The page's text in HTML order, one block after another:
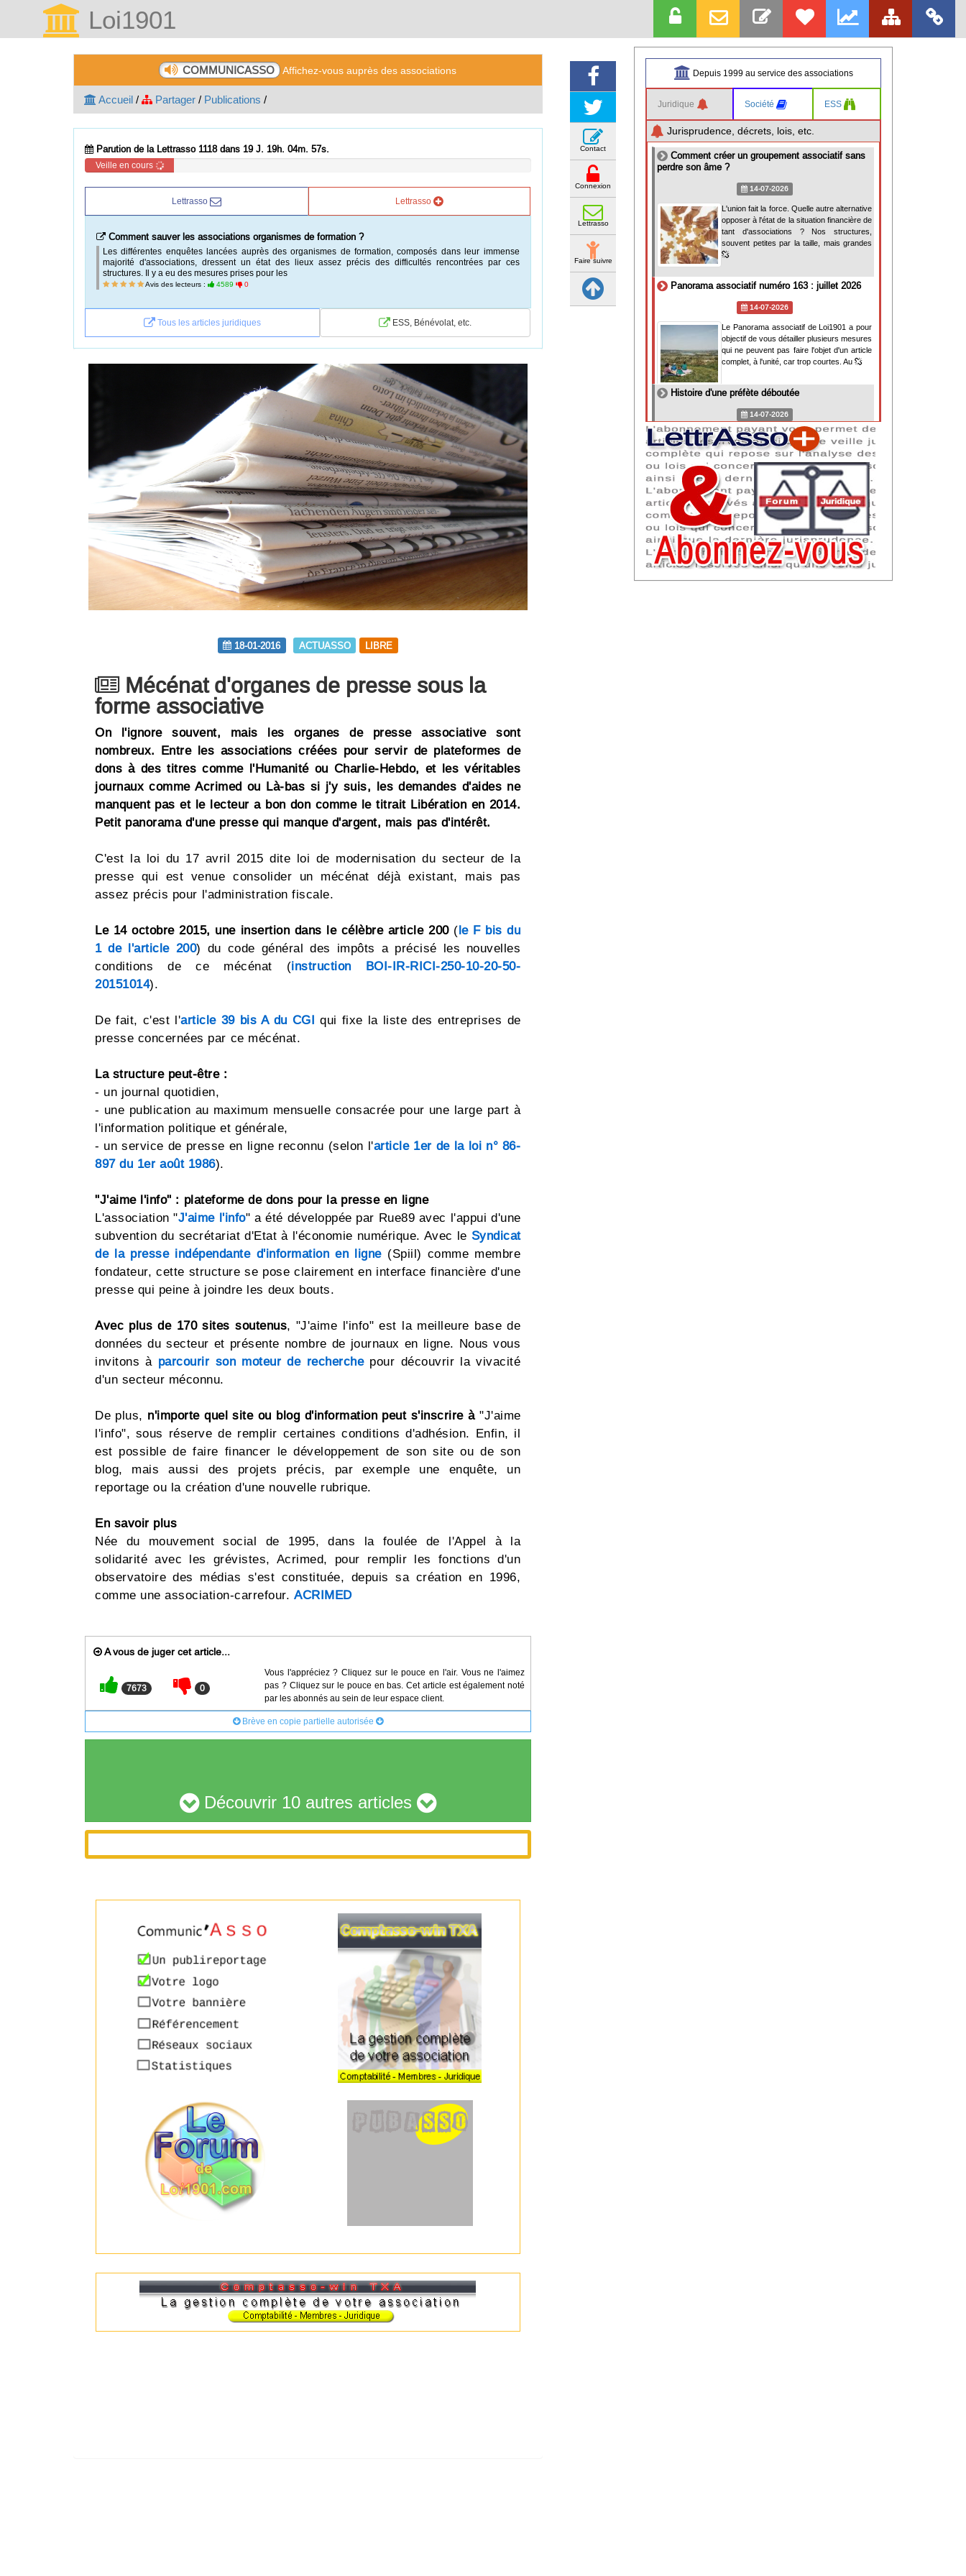
Loi1901
COMMUNICASSO Affichez-vous auprès des associations
Accueil / Partager / Publications /
Parution de la Lettrasso 1118 dans 19 J. 19h. 04m. 56s.
Veille en cours
Lettrasso Lettrasso
Comment sauver les associations organismes de formation ?
Les différentes enquêtes lancées auprès des organismes de formation, composés dans leur immense
majorité d'associations, dressent un état des lieux assez précis des difficultés rencontrées par ces
structures. Il y a eu des mesures prises pour les
Avis des lecteurs : 4589 0
Tous les articles juridiques ESS, Bénévolat, etc.
18-01-2016 ACTUASSO LIBRE
Mécénat d'organes de presse sous la
forme associative
On l'ignore souvent, mais les organes de presse associative sont
nombreux. Entre les associations créées pour servir de plateformes de
dons à des titres comme l'Humanité ou Charlie-Hebdo, et les véritables
journaux comme Acrimed ou Là-bas si j'y suis, les demandes d'aides ne
manquent pas et le lecteur a bon don comme le titrait Libération en 2014.
Petit panorama d'une presse qui manque d'argent, mais pas d'intérêt.
C'est la loi du 17 avril 2015 dite loi de modernisation du secteur de la
presse qui est venue consolider un mécénat déjà existant, mais pas
assez précis pour l'administration fiscale.
Le 14 octobre 2015, une insertion dans le célèbre article 200( le F bis du
1 de l'article 200) du code général des impôts a précisé les nouvelles
conditions de ce mécénat (instruction BOI-IR-RICI-250-10-20-50-
20151014).
De fait, c'est l'article 39 bis A du CGI
qui fixe la liste des entreprises de
presse concernées par ce mécénat.
La structure peut-être :
- un journal quotidien,
- une publication au maximum mensuelle consacrée pour une large part à
l'information politique et générale,
- un service de presse en ligne reconnu (selon l'article 1er de la loi n° 86-
897 du 1er août 1986).
"J'aime l'info" : plateforme de dons pour la presse en ligne
L'association "J'aime l'info" a été développée par Rue89 avec l'appui d'une
subvention du secrétariat d'Etat à l'économie numérique. Avec le Syndicat
de la presse indépendante d'information en ligne (Spiil) comme membre
fondateur, cette structure se pose clairement en interface financière d'une
presse qui peine à joindre les deux bouts.
Avec plus de 170 sites soutenus, "J'aime l'info" est la meilleure base de
données du secteur et présente nombre de journaux en ligne. Nous vous
invitons à parcourir son moteur de recherchepour découvrir la vivacité
d'un secteur méconnu.
De plus, n'importe quel site ou blog d'information peut s'inscrire à"J'aime
l'info", sous réserve de remplir certaines conditions d'adhésion. Enfin, il
est possible de faire financer le développement de son site ou de son
blog, mais aussi des projets précis, par exemple une enquête, un
reportage ou la création d'une nouvelle rubrique.
En savoir plus
Née du mouvement social de 1995, dans la foulée de l'Appel à la
solidarité avec les grévistes, Acrimed, pour remplir les fonctions d'un
observatoire des médias s'est constituée, depuis sa création en 1996,
comme une association-carrefour.ACRIMED
A vous de juger cet article...
7673 0
Vous l'appréciez ? Cliquez sur le pouce en l'air. Vous ne l'aimez
pas ? Cliquez sur le pouce en bas. Cet article est également noté
par les abonnés au sein de leur espace client.
Brève en copie partielle autorisée
Découvrir 10 autres articles
Contact
Connexion
Lettrasso
Faire suivre
Depuis 1999 au service des associations
Juridique Société ESS
Jurisprudence, décrets, lois, etc.
Comment créer un groupement associatif sans
perdre son âme ?
14-07-2026
L'union fait la force. Quelle autre alternative
opposer à l'état de la situation financière de
tant d'associations ? Nos structures,
souvent petites par la taille, mais grandes
Panorama associatif numéro 163 : juillet 2026
14-07-2026
Le Panorama associatif de Loi1901 a pour
objectif de vous détailler plusieurs mesures
qui ne peuvent pas faire l'objet d'un article
complet, à l'unité, car trop courtes. Au
Histoire d'une préfète déboutée
14-07-2026
Il y a des préfètes et des préfets qui
souhaitent tellement faire plaisir à ceux, par
lesquels leur bonne fortune est arrivée,
qu'ils en oublient la réalité de leur fonction
qui
NAF 2025 : nouvelle nomenclature d'activités
dès 2027
07-07-2026
Les nomenclatures d'activités française